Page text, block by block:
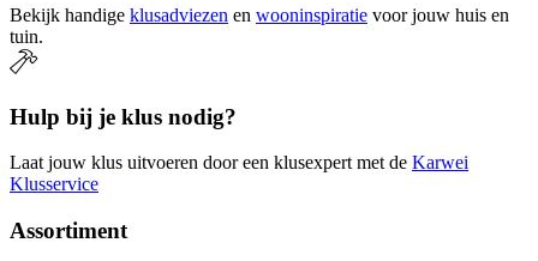
Bekijk handige klusadviezen en wooninspiratie voor jouw huis en
tuin.
Hulp bij je klus nodig?
Laat jouw klus uitvoeren door een klusexpert met de Karwei
Klusservice
Assortiment